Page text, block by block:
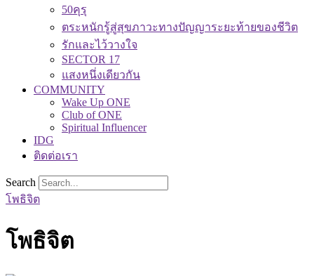
50คุรุ
ตระหนักรู้สู่สุขภาวะทางปัญญาระยะท้ายของชีวิต
รักและไว้วางใจ
SECTOR 17
แสงหนึ่งเดียวกัน
COMMUNITY
Wake Up ONE
Club of ONE
Spiritual Influencer
IDG
ติดต่อเรา
Search
โพธิจิต
โพธิจิต